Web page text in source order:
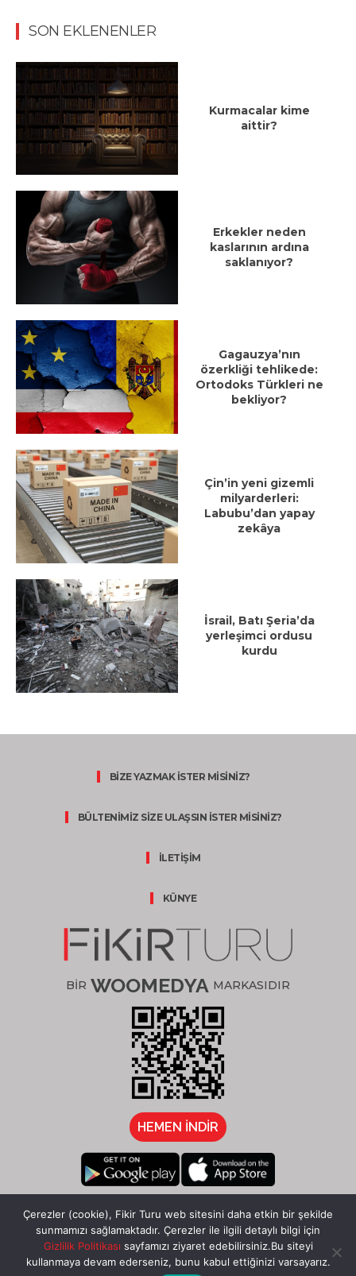
SON EKLENENLER
Kurmacalar kime
aittir?
Erkekler neden
kaslarının ardına
saklanıyor?
Gagauzya’nın
özerkliği tehlikede:
Ortodoks Türkleri ne
bekliyor?
Çin’in yeni gizemli
milyarderleri:
Labubu’dan yapay
zekâya
İsrail, Batı Şeria’da
yerleşimci ordusu
kurdu
BİZE YAZMAK İSTER MİSİNİZ?
BÜLTENİMİZ SİZE ULAŞSIN İSTER MİSİNİZ?
İLETİŞİM
KÜNYE
BİR WOOMEDYA MARKASIDIR
HEMEN İNDİR
Çerezler (cookie), Fikir Turu web sitesini daha etkin bir şekilde
sunmamızı sağlamaktadır. Çerezler ile ilgili detaylı bilgi için
Gizlilik Politikası sayfamızı ziyaret edebilirsiniz.Bu siteyi
kullanmaya devam ederseniz, bunu kabul ettiğinizi varsayarız.